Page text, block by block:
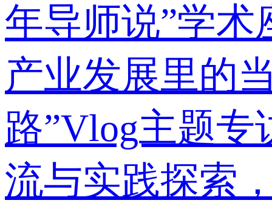
年导师说”学术
产业发展里的
路”Vlog主题
流与实践探索